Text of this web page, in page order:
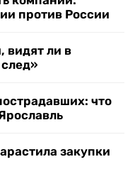
против России
видят ли в
что
закупки